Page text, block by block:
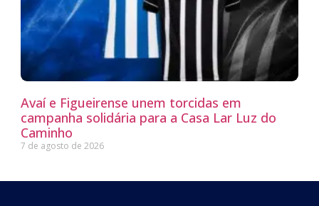
Avaí e Figueirense unem torcidas em
campanha solidária para a Casa Lar Luz do
Caminho
7 de agosto de 2026